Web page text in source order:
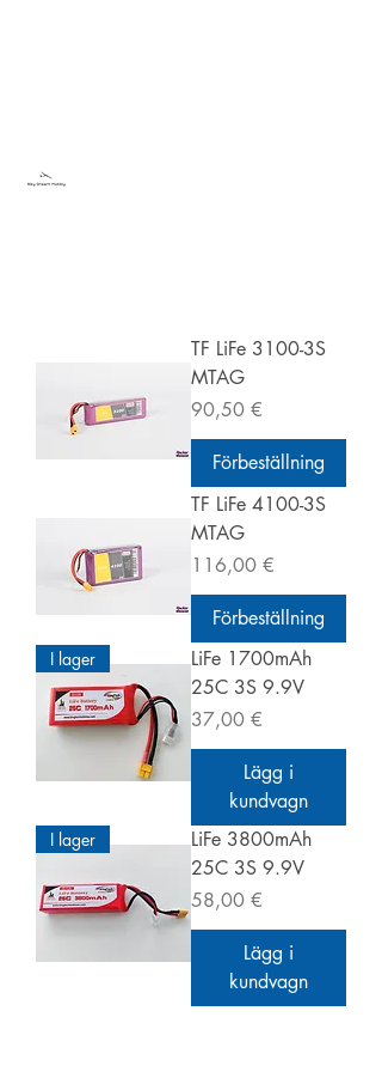
TF LiFe 3100-3S
MTAG
Pris
90,50 €
Förbeställning
TF LiFe 4100-3S
MTAG
Pris
116,00 €
Förbeställning
I lager
LiFe 1700mAh
25C 3S 9.9V
Pris
37,00 €
Lägg i
kundvagn
I lager
LiFe 3800mAh
25C 3S 9.9V
Pris
58,00 €
Lägg i
kundvagn